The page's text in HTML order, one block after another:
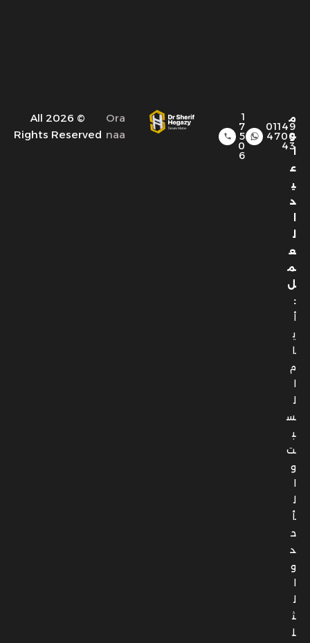
م
و
ا
ع
ي
د
ل
ع
م
ل
:
أ
ي
ا
م
ا
ل
س
ب
ت
و
ا
ل
أ
ح
د
و
ا
ل
ث
ل
01149
4700
43
1
7
5
0
6
Ora
naa
© 2026 All
Rights Reserved